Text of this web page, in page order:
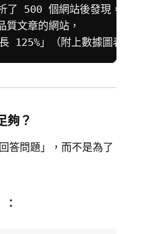
了 500 個網站後發現，
文章的網站，
夠？
答問題」，而不是為了
：